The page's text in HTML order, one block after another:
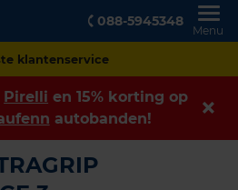
088-5945348
Menu
betalen
Pirelli en 15% korting op
autobanden!